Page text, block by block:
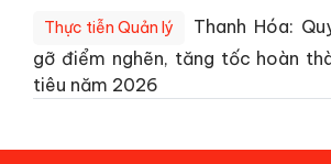
Thực tiễn Quản lý
Thanh Hóa:
gỡ điểm nghẽn, tăng tốc hoàn
tiêu năm 2026